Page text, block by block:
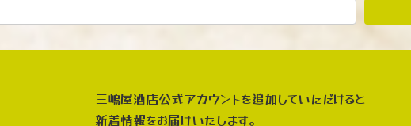
三嶋屋酒店公式アカウントを追加していただけると
新着情報をお届けいたします。